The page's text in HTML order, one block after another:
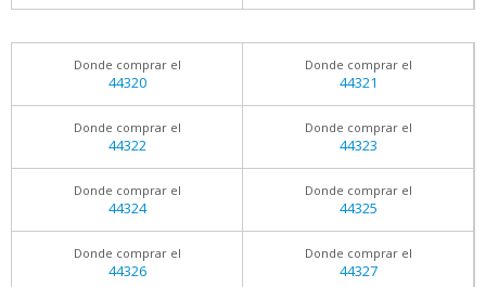
Donde comprar el
44320
Donde comprar el
44321
Donde comprar el
44322
Donde comprar el
44323
Donde comprar el
44324
Donde comprar el
44325
Donde comprar el
44326
Donde comprar el
44327